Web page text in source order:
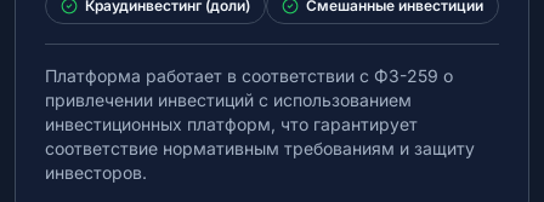
Краудинвестинг (доли) Смешанные инвестиции
Платформа работает в соответствии с ФЗ-259 о
привлечении инвестиций с использованием
инвестиционных платформ, что гарантирует
соответствие нормативным требованиям и защиту
инвесторов.